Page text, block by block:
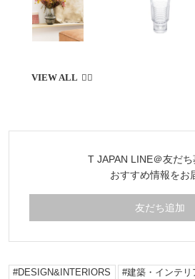
T JAPAN LINE＠友だち
おすすめ情報をお
友だち追加
DESIGN&INTERIORS 建築・インテリ